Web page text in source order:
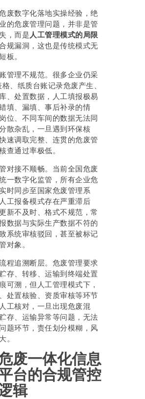
废数字化落地实操经验，绝
的危废管理问题，并非是管
，而是 人工管理模式的局限
规漏洞，这也是传统模式无
板。
管理不规范。很多企业仍采
、纸质台账记录危废产生、
、处置数据，人工填报极易
填、漏填、事后补录的情
位、不同车间的数据无法同
散杂乱，一旦遇到环保核
速调取完整、连贯的危废管
查通过率极低。
对接不顺畅。当前全国危废
一数字化监管，所有企业危
时同步至国家危废管理系
工报备模式存在严重滞后
新不及时、格式不规范，常
数据与实际生产数据不符的
系统审核驳回，甚至被标记
对象。
程追溯断层。危废管理要求
存、转移、运输到终端处置
可溯，但人工管理模式下，
处置核验、资质审核等环节
工核对，一旦出现危废混
存、运输异常等问题，无法
题环节，责任划分模糊，风
。
废一体化信息
台的合规管控
辑